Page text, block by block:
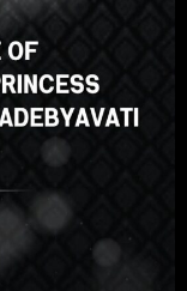
ภาษาไทย
Japanese
Vietnamese